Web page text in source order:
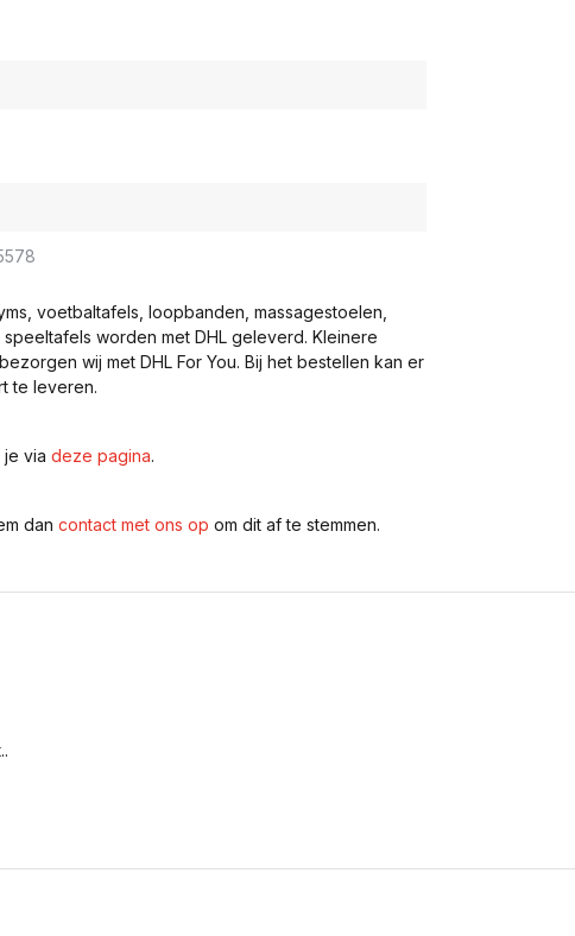
voetbaltafels, loopbanden, massagestoelen,
worden met DHL geleverd. Kleinere
wij met DHL For You. Bij het bestellen kan er
te leveren.
via deze pagina.
dan contact met ons op om dit af te stemmen.